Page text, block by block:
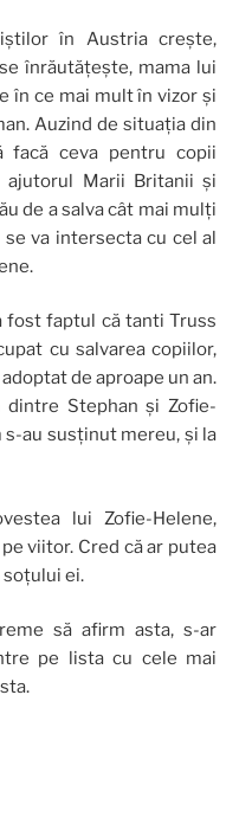
în Austria crește,
înrăutățește, mama lui
în ce mai mult în vizor și
Auzind de situația din
facă ceva pentru copii
ajutorul Marii Britanii și
de a salva cât mai mulți
va intersecta cu cel al
fost faptul că tanti Truss
cu salvarea copiilor,
de aproape un an.
Stephan și Zofie-
s-au susținut mereu, și la
lui Zofie-Helene,
viitor. Cred că ar putea
ei.
să afirm asta, s-ar
pe lista cu cele mai